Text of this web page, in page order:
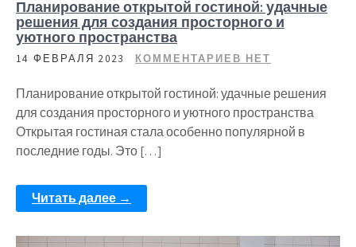
Планирование открытой гостиной: удачные
решения для создания просторного и
уютного пространства
14 ФЕВРАЛЯ 2023 КОММЕНТАРИЕВ НЕТ
Планирование открытой гостиной: удачные решения
для создания просторного и уютного пространства
Открытая гостиная стала особенно популярной в
последние годы. Это […]
Читать далее →